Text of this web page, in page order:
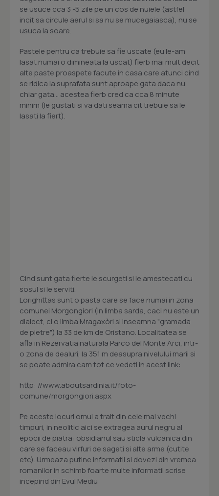
se usuce cca 3 -5 zile pe un cos de nuiele (astfel
incit sa circule aerul si sa nu se mucegaiasca), nu se
usuca la soare.
Pastele pentru ca trebuie sa fie uscate (eu le-am
lasat numai o dimineata la uscat) fierb mai mult decit
alte paste proaspete facute in casa care atunci cind
se ridica la suprafata sunt aproape gata daca nu
chiar gata... acestea fierb cred ca cca 8 minute
minim (le gustati si va dati seama cit trebuie sa le
lasati la fiert).
Cind sunt gata fierte le scurgeti si le amestecati cu
sosul si le serviti.
Lorighittas sunt o pasta care se face numai in zona
comunei Morgongiori (in limba sarda, caci nu este un
dialect, ci o limba Mragaxòri si inseamna "gramada
de pietre") la 33 de km de Oristano. Localitatea se
afla in Rezervatia naturala Parco del Monte Arci, intr-
o zona de dealuri, la 351 m deasupra nivelului marii si
se poate admira cam tot ce vedeti in acest link:
http: //www.aboutsardinia.it/foto-
comune/morgongiori.aspx
Pe aceste locuri omul a trait din cele mai vechi
timpuri, in neolitic aici se extragea aurul negru al
epocii de piatra: obsidianul sau sticla vulcanica din
care se faceau virfuri de sageti si alte arme (cutite
etc). Urmeaza putine informatii si dovezi din vremea
romanilor in schimb foarte multe informatii scrise
incepind din Evul Mediu